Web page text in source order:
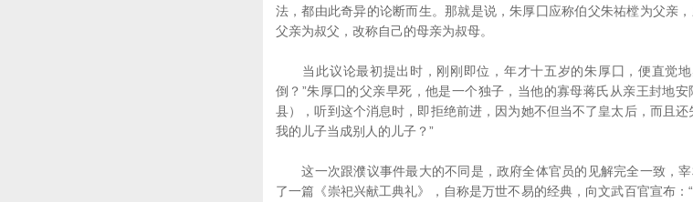
法，都由此奇异的论断而生。那就是说，朱厚囗应称伯父朱祐樘为父亲
父亲为叔父，改称自己的母亲为叔母。
当此议论最初提出时，刚刚即位，年才十五岁的朱厚囗，便直觉地
倒？”朱厚囗的父亲早死，他是一个独子，当他的寡母蒋氏从亲王封地
县），听到这个消息时，即拒绝前进，因为她不但当不了皇太后，而且
我的儿子当成别人的儿子？”
这一次跟濮议事件最大的不同是，政府全体官员的见解完全一致，宰
了一篇《崇祀兴献工典礼》，自称是万世不易的经典，向文武百官宣布：